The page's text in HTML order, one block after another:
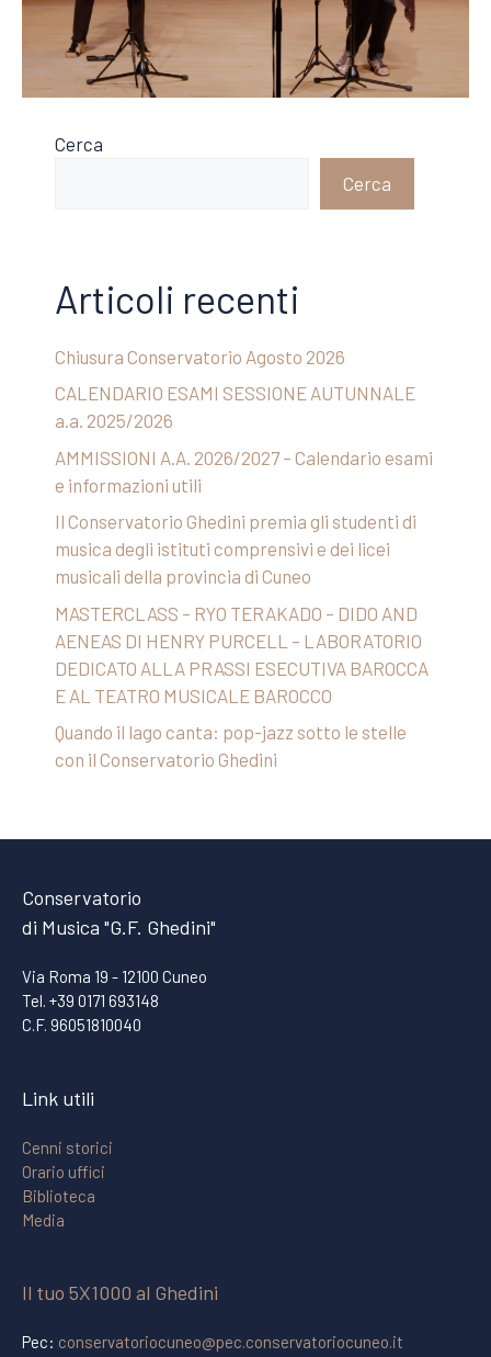
Cerca
Cerca
Articoli recenti
Chiusura Conservatorio Agosto 2026
CALENDARIO ESAMI SESSIONE AUTUNNALE
a.a. 2025/2026
AMMISSIONI A.A. 2026/2027 – Calendario esami
e informazioni utili
Il Conservatorio Ghedini premia gli studenti di
musica degli istituti comprensivi e dei licei
musicali della provincia di Cuneo
MASTERCLASS – RYO TERAKADO – DIDO AND
AENEAS DI HENRY PURCELL – LABORATORIO
DEDICATO ALLA PRASSI ESECUTIVA BAROCCA
E AL TEATRO MUSICALE BAROCCO
Quando il lago canta: pop-jazz sotto le stelle
con il Conservatorio Ghedini
Conservatorio
di Musica "G.F. Ghedini"
Via Roma 19 - 12100 Cuneo
Tel. +39 0171 693148
C.F. 96051810040
Link utili
Cenni storici
Orario uffici
Biblioteca
Media
Il tuo 5X1000 al Ghedini
Pec: conservatoriocuneo@pec.conservatoriocuneo.it